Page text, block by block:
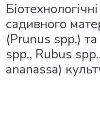
садивного
(Prunus spp.)
spp., Rubus
ananassa)